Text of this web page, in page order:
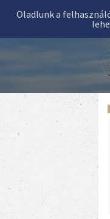
Oladlunk a